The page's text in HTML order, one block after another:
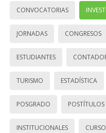
CONVOCATORIAS
JORNADAS CONGRESOS
ESTUDIANTES
TURISMO ESTADÍSTICA
POSGRADO POSTÍTULOS
INSTITUCIONALES